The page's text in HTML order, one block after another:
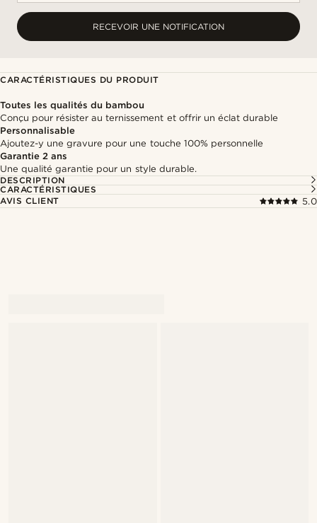
RECEVOIR UNE NOTIFICATION
CARACTÉRISTIQUES DU PRODUIT
Toutes les qualités du bambou
Conçu pour résister au ternissement et offrir un éclat durable
Personnalisable
Ajoutez-y une gravure pour une touche 100% personnelle
Garantie 2 ans
Une qualité garantie pour un style durable.
DESCRIPTION
CARACTÉRISTIQUES
AVIS CLIENT
5.0